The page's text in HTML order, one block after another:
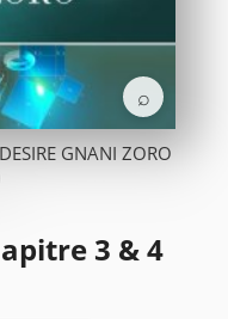
⌕
GNANI ZORO
3 & 4